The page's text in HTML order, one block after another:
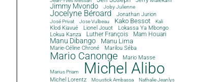
Jimmy Mvondo Joby Julienne
Jocelyne Béroard Jonathan Jurion
José Privat Jose Vulbeau Kako Bessot Kali
Klod Kiavué Lionel Jouot
Lokassa Ya Mbongo
Lokua Kanza
Luther François Mam Houari
Manu Dibango Manu Lima
Marie-Céline Chroné Marilou Séba
Mario Canonge Mario Masse
Marius Priam Michel Alibo
Michel Lorentz Moustick Ambassa Nathalie Jeanlys